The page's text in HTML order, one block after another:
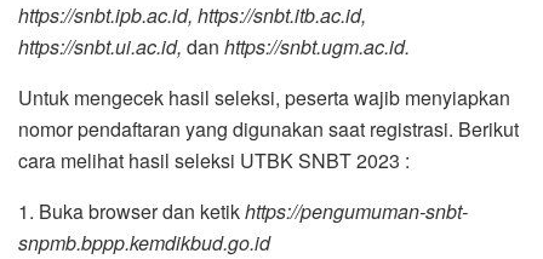
https://snbt.ipb.ac.id, https://snbt.itb.ac.id,
https://snbt.ui.ac.id, dan https://snbt.ugm.ac.id.
Untuk mengecek hasil seleksi, peserta wajib menyiapkan
nomor pendaftaran yang digunakan saat registrasi. Berikut
cara melihat hasil seleksi UTBK SNBT 2023 :
1. Buka browser dan ketikhttps://pengumuman-snbt-
snpmb.bppp.kemdikbud.go.id